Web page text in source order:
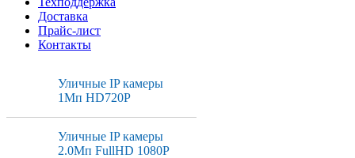
Доставка
Прайс-лист
Контакты
Уличные IP камеры
1Мп HD720P
Уличные IP камеры
2.0Мп FullHD 1080P